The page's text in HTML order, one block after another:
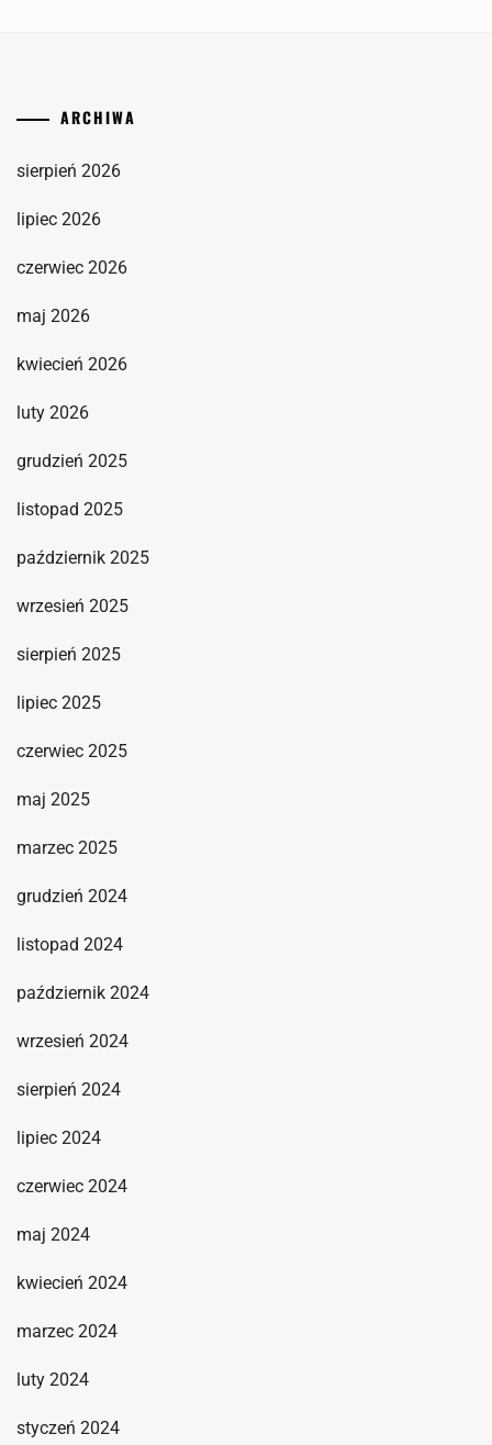
ARCHIWA
sierpień 2026
lipiec 2026
czerwiec 2026
maj 2026
kwiecień 2026
luty 2026
grudzień 2025
listopad 2025
październik 2025
wrzesień 2025
sierpień 2025
lipiec 2025
czerwiec 2025
maj 2025
marzec 2025
grudzień 2024
listopad 2024
październik 2024
wrzesień 2024
sierpień 2024
lipiec 2024
czerwiec 2024
maj 2024
kwiecień 2024
marzec 2024
luty 2024
styczeń 2024